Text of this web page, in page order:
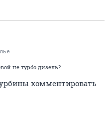
не турбо дизель?
комментировать